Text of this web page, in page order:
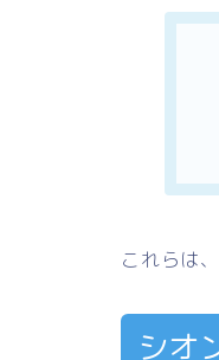
これらは
シオ